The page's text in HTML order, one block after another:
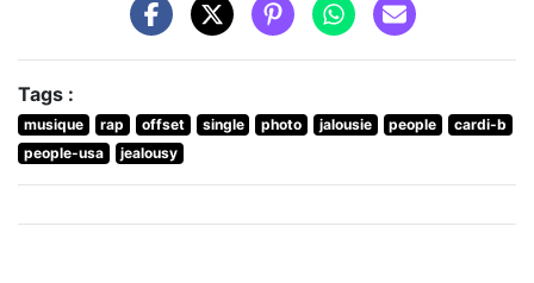
Tags :
musique rap offset single photo jalousie people
cardi-b
people-usa
jealousy